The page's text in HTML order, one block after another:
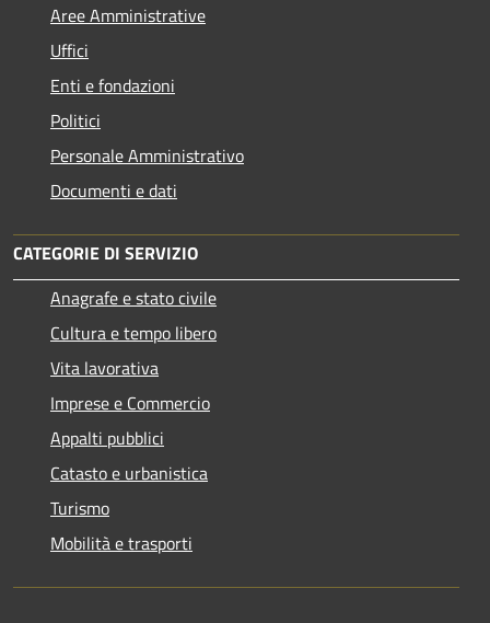
Aree Amministrative
Uffici
Enti e fondazioni
Politici
Personale Amministrativo
Documenti e dati
CATEGORIE DI SERVIZIO
Anagrafe e stato civile
Cultura e tempo libero
Vita lavorativa
Imprese e Commercio
Appalti pubblici
Catasto e urbanistica
Turismo
Mobilità e trasporti